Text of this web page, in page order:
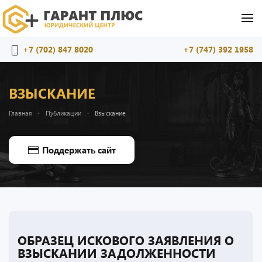
+7 (702) 847 8020 +7 (747) 392 1958
ВЗЫСКАНИЕ
Главная Публикации Взыскание
Поддержать сайт
ОБРАЗЕЦ ИСКОВОГО ЗАЯВЛЕНИЯ О
ВЗЫСКАНИИ ЗАДОЛЖЕННОСТИ